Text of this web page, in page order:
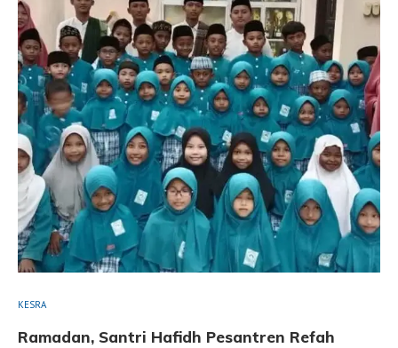
KESRA
Ramadan, Santri Hafidh Pesantren Refah